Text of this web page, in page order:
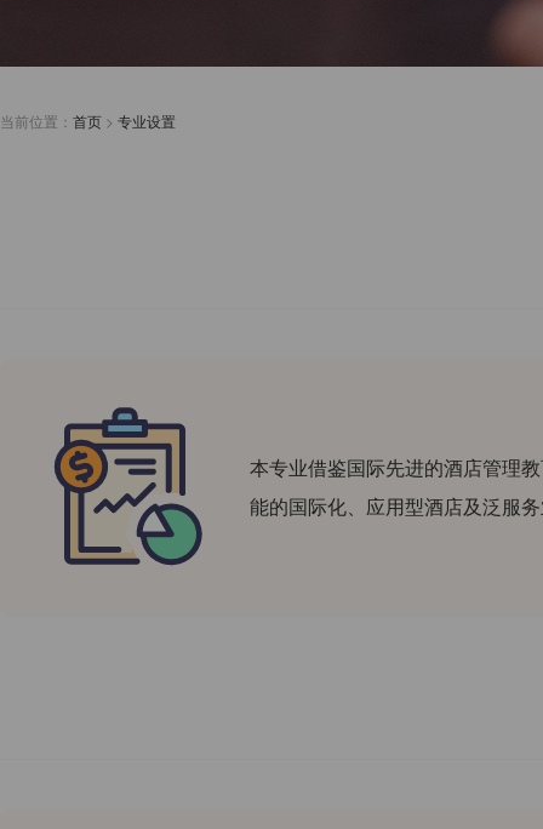
当前位置： 首页 > 专业设置
本专业借鉴国际先进的酒店管理
能的国际化、应用型酒店及泛服